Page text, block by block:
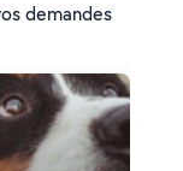
demandes